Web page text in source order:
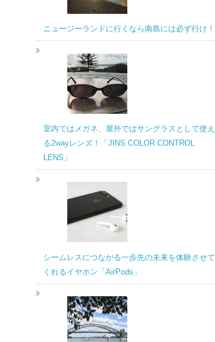
ニュージーランドに行くなら南島には必ず行け！
室内ではメガネ、屋外ではサングラスとして使え
る2wayレンズ！「JINS COLOR CONTROL
LENS」
シームレスにつながる一歩先の未来を体験させて
くれるイヤホン「AirPods」